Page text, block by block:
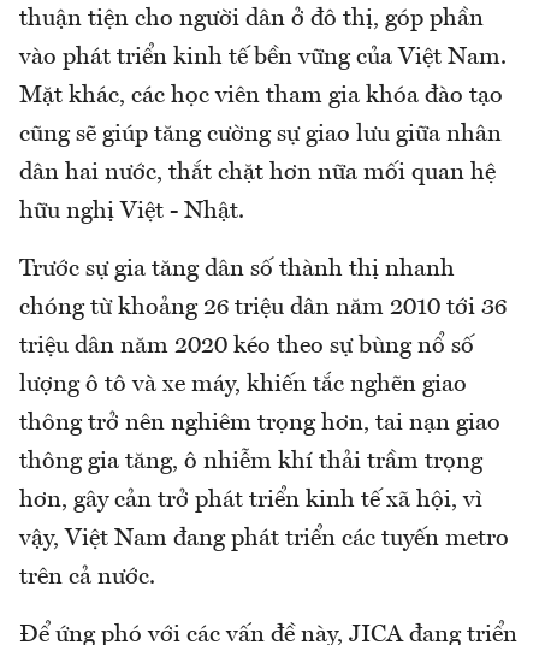
thuận tiện cho người dân ở đô thị, góp phần
vào phát triển kinh tế bền vững của Việt Nam.
Mặt khác, các học viên tham gia khóa đào tạo
cũng sẽ giúp tăng cường sự giao lưu giữa nhân
dân hai nước, thắt chặt hơn nữa mối quan hệ
hữu nghị Việt - Nhật.
Trước sự gia tăng dân số thành thị nhanh
chóng từ khoảng 26 triệu dân năm 2010 tới 36
triệu dân năm 2020 kéo theo sự bùng nổ số
lượng ô tô và xe máy, khiến tắc nghẽn giao
thông trở nên nghiêm trọng hơn, tai nạn giao
thông gia tăng, ô nhiễm khí thải trầm trọng
hơn, gây cản trở phát triển kinh tế xã hội, vì
vậy, Việt Nam đang phát triển các tuyến metro
trên cả nước.
Để ứng phó với các vấn đề này, JICA đang triển